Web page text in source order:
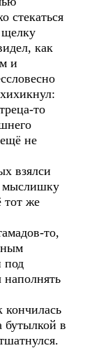
стекаться
как
и
то
не
взялси
мыслишку
тот же
то,
под
бутылкой в